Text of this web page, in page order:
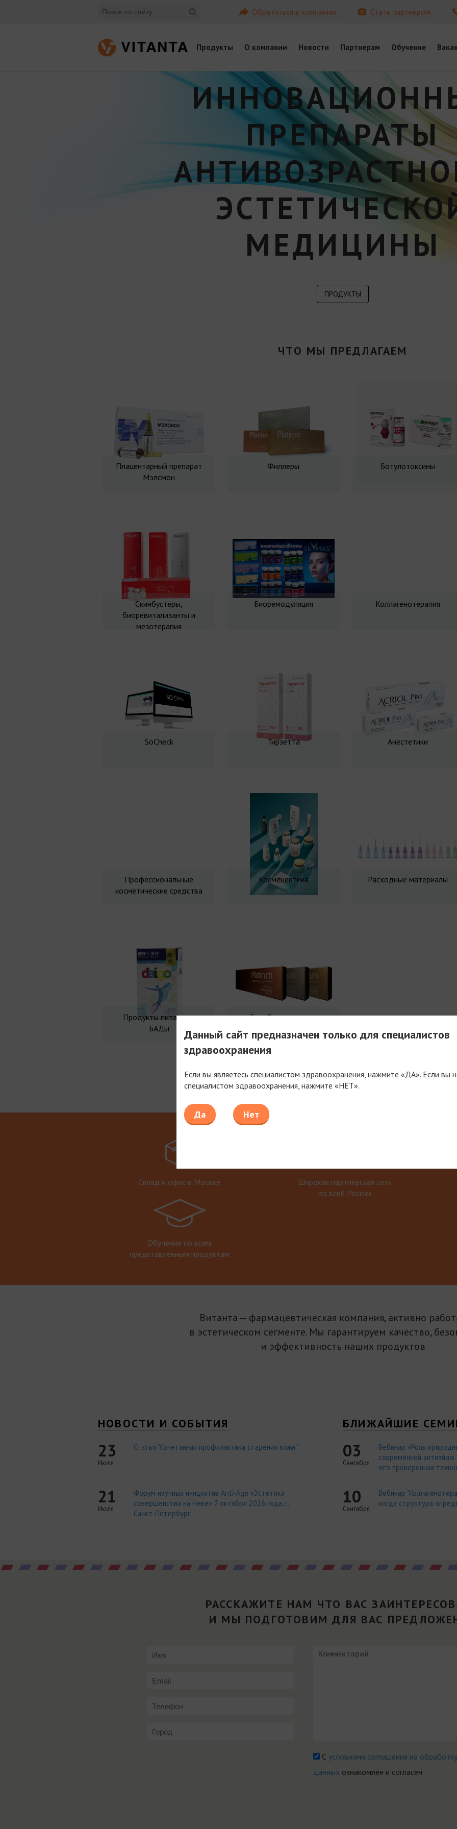
Обратиться в компанию Стать партнером
Продукты О компании Новости Партнерам Обучение
ПРЕПАРАТЫ
МЕДИЦИНЫ
ПРОДУКТЫ
ЧТО МЫ ПРЕДЛАГАЕМ
Плацентарный препарат
Мэлсмон
Филлеры Ботулотоксины
Скинбустеры,
биоревитализанты и
мезотерапия
Биоремодуляция Коллагенотерапия
SoCheck Тирзетта Анестетики
Профессиональные
косметические средства
Космецевтика Расходные материалы
Продукты питания и
БАДы
3 мл Совершенства
Мы работаем только с компаниями, имеющими
Склад и офис в Москве
Широкая партнерская сеть
по всей России
Обучение по всем
представленным продуктам
Витанта — фармацевтическая компания, активно
в эстетическом сегменте. Мы гарантируем качество,
и эффективность наших продуктов
НОВОСТИ И СОБЫТИЯ
23
Июля
Статья "Сочетанная профилактика старения кожи."
21
Июля
Форум научных инициатив Anti-Age «Эстетика
совершенства на Неве» 7 октября 2026 года, г.
Санкт-Петербург.
БЛИЖАЙШИЕ
03
Сентября
Вебинар «Роль
современной
что проверенная
10
Сентября
Вебинар
когда структура
РАССКАЖИТЕ НАМ ЧТО ВАС
И МЫ ПОДГОТОВИМ ДЛЯ ВАС
Сусловиями соглашения на
данных ознакомлен и согласен
Данный сайт предназначен только для специалистов
здравоохранения
Если вы являетесь специалистом здравоохранения, нажмите «ДА». Если вы
специалистом здравоохранения, нажмите «НЕТ».
Да Нет